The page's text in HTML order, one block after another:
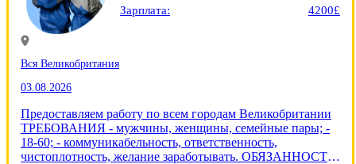
Зарплата: 4200£
Вся Великобритания
03.08.2026
Предоставляем работу по всем городам Великобритании
ТРЕБОВАНИЯ - мужчины, женщины, семейные пары; -
18-60; - коммуникабельность, ответственность,
чистоплотность, желание заработывать. ОБЯЗАННОСТИ